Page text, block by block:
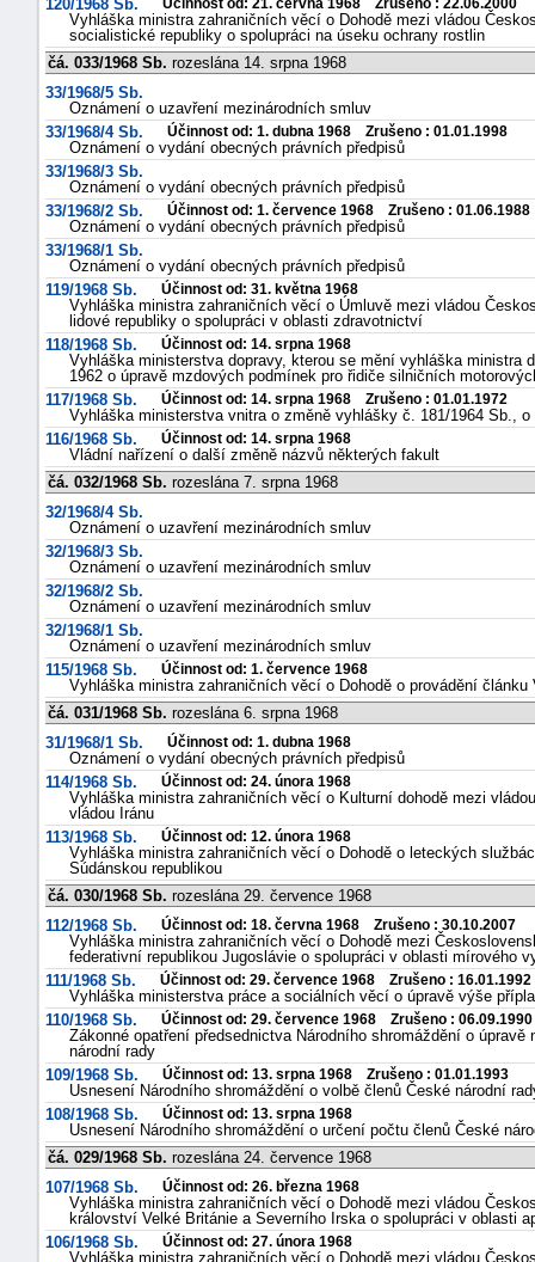
120/1968 Sb.
Účinnost od: 21. června 1968 Zrušeno : 22.06.2000
Vyhláška ministra zahraničních věcí o Dohodě mezi vládou
socialistické republiky o spolupráci na úseku ochrany rostlin
čá. 033/1968 Sb. rozeslána 14. srpna 1968
33/1968/5 Sb.
Oznámení o uzavření mezinárodních smluv
33/1968/4 Sb.
Účinnost od: 1. dubna 1968 Zrušeno : 01.01.1998
Oznámení o vydání obecných právních předpisů
33/1968/3 Sb.
Oznámení o vydání obecných právních předpisů
33/1968/2 Sb.
Účinnost od: 1. července 1968 Zrušeno : 01.06.1988
Oznámení o vydání obecných právních předpisů
33/1968/1 Sb.
Oznámení o vydání obecných právních předpisů
119/1968 Sb.
Účinnost od: 31. května 1968
Vyhláška ministra zahraničních věcí o Úmluvě mezi vládou
lidové republiky o spolupráci v oblasti zdravotnictví
118/1968 Sb.
Účinnost od: 14. srpna 1968
Vyhláška ministerstva dopravy, kterou se mění vyhláška ministra
1962 o úpravě mzdových podmínek pro řidiče silničních
117/1968 Sb.
Účinnost od: 14. srpna 1968 Zrušeno : 01.01.1972
Vyhláška ministerstva vnitra o změně vyhlášky č. 181/1964 Sb.,
116/1968 Sb.
Účinnost od: 14. srpna 1968
Vládní nařízení o další změně názvů některých fakult
čá. 032/1968 Sb. rozeslána 7. srpna 1968
32/1968/4 Sb.
Oznámení o uzavření mezinárodních smluv
32/1968/3 Sb.
Oznámení o uzavření mezinárodních smluv
32/1968/2 Sb.
Oznámení o uzavření mezinárodních smluv
32/1968/1 Sb.
Oznámení o uzavření mezinárodních smluv
115/1968 Sb.
Účinnost od: 1. července 1968
Vyhláška ministra zahraničních věcí o Dohodě o provádění
čá. 031/1968 Sb. rozeslána 6. srpna 1968
31/1968/1 Sb.
Účinnost od: 1. dubna 1968
Oznámení o vydání obecných právních předpisů
114/1968 Sb.
Účinnost od: 24. února 1968
Vyhláška ministra zahraničních věcí o Kulturní dohodě mezi
vládou Iránu
113/1968 Sb.
Účinnost od: 12. února 1968
Vyhláška ministra zahraničních věcí o Dohodě o leteckých
Súdánskou republikou
čá. 030/1968 Sb. rozeslána 29. července 1968
112/1968 Sb.
Účinnost od: 18. června 1968 Zrušeno : 30.10.2007
Vyhláška ministra zahraničních věcí o Dohodě mezi
federativní republikou Jugoslávie o spolupráci v oblasti mírového
111/1968 Sb.
Účinnost od: 29. července 1968 Zrušeno : 16.01.1992
Vyhláška ministerstva práce a sociálních věcí o úpravě výše
110/1968 Sb.
Účinnost od: 29. července 1968 Zrušeno : 06.09.1990
Zákonné opatření předsednictva Národního shromáždění o
národní rady
109/1968 Sb.
Účinnost od: 13. srpna 1968 Zrušeno : 01.01.1993
Usnesení Národního shromáždění o volbě členů České národní
108/1968 Sb.
Účinnost od: 13. srpna 1968
Usnesení Národního shromáždění o určení počtu členů České
čá. 029/1968 Sb. rozeslána 24. července 1968
107/1968 Sb.
Účinnost od: 26. března 1968
Vyhláška ministra zahraničních věcí o Dohodě mezi vládou
království Velké Británie a Severního Irska o spolupráci v oblasti
106/1968 Sb.
Účinnost od: 27. února 1968
Vyhláška ministra zahraničních věcí o Dohodě mezi vládou